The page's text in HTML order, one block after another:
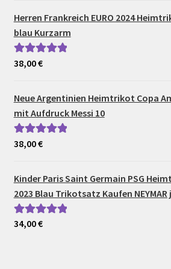
Herren Frankreich EURO 2024
blau Kurzarm
Bewertet mit
38,00€
Neue Argentinien Heimtrikot Copa
mit Aufdruck Messi 10
Bewertet mit
38,00€
Kinder Paris Saint Germain PSG
2023 Blau Trikotsatz Kaufen NEYMAR
Bewertet mit
34,00€